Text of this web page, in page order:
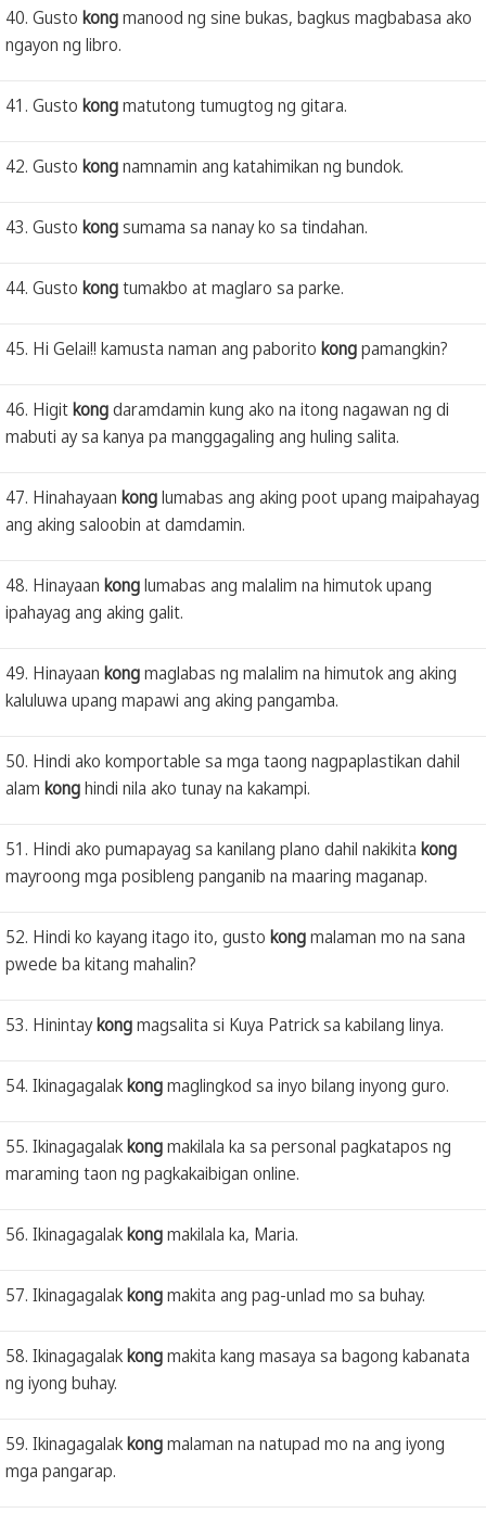
40. Gusto kongmanood ng sine bukas, bagkus magbabasa ako
ngayon ng libro.
41. Gusto kongmatutong tumugtog ng gitara.
42. Gusto kongnamnamin ang katahimikan ng bundok.
43. Gusto kongsumama sa nanay ko sa tindahan.
44. Gusto kongtumakbo at maglaro sa parke.
45. Hi Gelai!! kamusta naman ang paborito kongpamangkin?
46. Higitkongdaramdamin kung ako na itong nagawan ng di
mabuti ay sa kanya pa manggagaling ang huling salita.
47. Hinahayaan konglumabas ang aking poot upang maipahayag
ang aking saloobin at damdamin.
48. Hinayaan konglumabas ang malalim na himutok upang
ipahayag ang aking galit.
49. Hinayaan kongmaglabas ng malalim na himutok ang aking
kaluluwa upang mapawi ang aking pangamba.
50. Hindi ako komportable sa mga taong nagpaplastikan dahil
alam konghindi nila ako tunay na kakampi.
51. Hindi ako pumapayag sa kanilang plano dahil nakikita kong
mayroong mga posibleng panganib na maaring maganap.
52. Hindi ko kayang itago ito, gusto kongmalaman mo na sana
pwede ba kitang mahalin?
53. Hinintaykongmagsalita si Kuya Patrick sa kabilang linya.
54. Ikinagagalakkongmaglingkod sa inyo bilang inyong guro.
55. Ikinagagalakkongmakilala ka sa personal pagkatapos ng
maraming taon ng pagkakaibigan online.
56. Ikinagagalakkongmakilala ka, Maria.
57. Ikinagagalakkongmakita ang pag-unlad mo sa buhay.
58. Ikinagagalakkongmakita kang masaya sa bagong kabanata
ng iyong buhay.
59. Ikinagagalakkongmalaman na natupad mo na ang iyong
mga pangarap.